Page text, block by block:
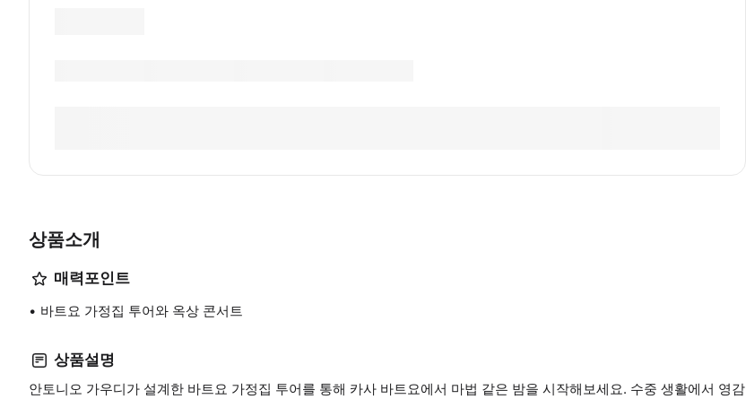
상품소개
매력포인트
바트요 가정집 투어와 옥상 콘서트
상품설명
안토니오 가우디가 설계한 바트요 가정집 투어를 통해 카사 바트요에서 마법 같은 밤을 시작해보세요. 수중 생활에서 영감